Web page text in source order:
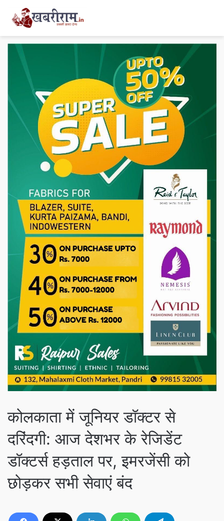
कोलकाता में जूनियर डॉक्टर से
दरिंदगी: आज देशभर के रेजिडेंट
डॉक्टर्स हड़ताल पर, इमरजेंसी को
छोड़कर सभी सेवाएं बंद